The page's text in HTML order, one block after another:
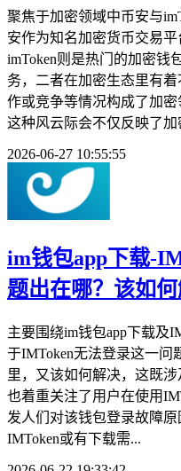
聚焦于加密领域中币安与
安作为知名加密货币交易平
imToken则是热门的加密钱
务，二者在加密生态里有
作或竞争等情况构成了加密
这种风云际会不仅反映了
2026-06-27 10:55:55
im钱包app下载-
题出在哪？该如何
主要围绕im钱包app下载及
于IMToken无法登录这一问
里，又该如何解决，这既涉
也着重关注了用户在使用
发人们对该钱包登录故障
IMToken或有下载需...